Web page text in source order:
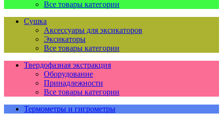
Все товары категории
Сушка
Аксессуары для эксикаторов
Эксикаторы
Все товары категории
Твердофазная экстракция
Оборудование
Принадлежности
Все товары категории
Термометры и гигрометры